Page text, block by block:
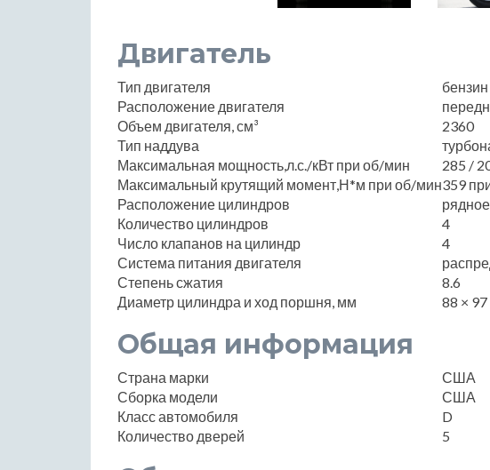
Двигатель
Тип двигателя
бензин
Расположение двигателя
Объем двигателя, см³
2360
Тип наддува
Максимальная мощность,л.с./кВт при об/мин
285 /
Максимальный крутящий момент,Н*м при об/мин359
Расположение цилиндров
рядное
Количество цилиндров
4
Число клапанов на цилиндр
4
Система питания двигателя
Степень сжатия
8.6
Диаметр цилиндра и ход поршня, мм
88 × 97
Общая информация
Страна марки
США
Сборка модели
США
Класс автомобиля
D
Количество дверей
5